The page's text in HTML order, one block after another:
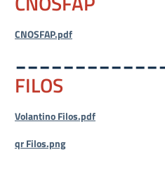
CNOSFAP.pdf
FILOS
Volantino Filos.pdf
qr Filos.png